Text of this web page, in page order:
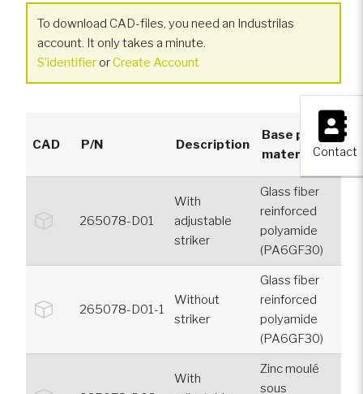
×
Contact
To download CAD-files, you need an Industrilas
account. It only takes a minute.
S’identifier orCreate Account
CAD P/N Description
Base plate
material
265078-D01
With
adjustable
striker
Glass fiber
reinforced
polyamide
(PA6GF30)
265078-D01-1
Without
striker
Glass fiber
reinforced
polyamide
(PA6GF30)
With
Zinc moulé
sous